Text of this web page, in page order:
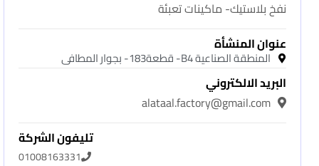
نفخ بلاستيك- ماكينات تعبئة
عنوان المنشأة
المنطقة الصناعية B4- قطعة183- بجوار المطافى
البريد الالكتروني
alataal.factory@gmail.com
تليفون الشركة
01008163331